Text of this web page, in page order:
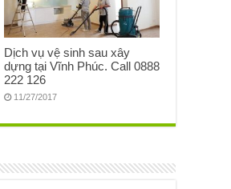
Dịch vụ vệ sinh sau xây
dựng tại Vĩnh Phúc. Call 0888
222 126
11/27/2017